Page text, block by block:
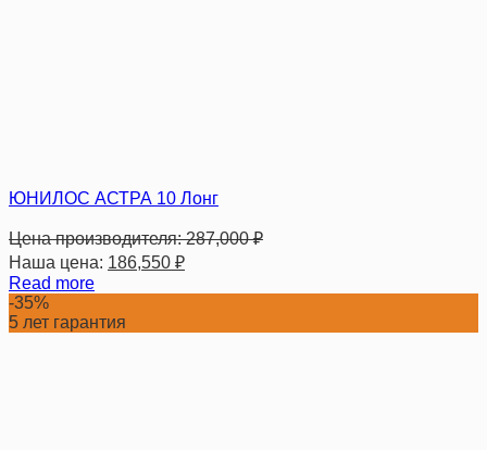
ЮНИЛОС АСТРА 10 Лонг
Цена производителя:287,000₽
Наша цена: 186,550 ₽
Read more
-35%
5 лет гарантия